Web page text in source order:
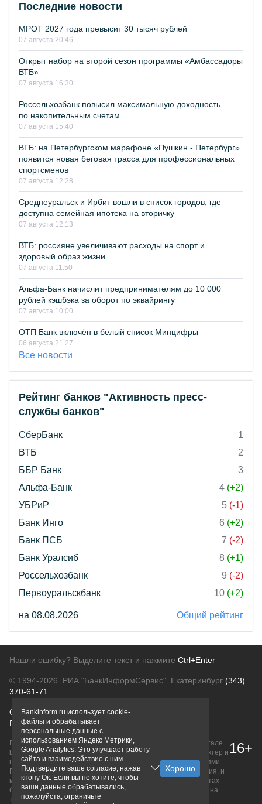
Последние новости
МРОТ 2027 года превысит 30 тысяч рублей
07 августа 20:46
Открыт набор на второй сезон программы «Амбассадоры
ВТБ»
07 августа 16:30
Россельхозбанк повысил максимальную доходность
по накопительным счетам
07 августа 15:40
ВТБ: на Петербургском марафоне «Пушкин - Петербург»
появится новая беговая трасса для профессиональных
спортсменов
07 августа 12:28
Среднеуральск и Ирбит вошли в список городов, где
доступна семейная ипотека на вторичку
07 августа 12:13
ВТБ: россияне увеличивают расходы на спорт и
здоровый образ жизни
07 августа 11:50
Альфа-Банк начислит предпринимателям до 10 000
рублей кэшбэка за оборот по эквайрингу
07 августа 10:00
ОТП Банк включён в белый список Минцифры
06 августа 21:27
Все новости
Рейтинг банков "Активность пресс-
службы банков"
СберБанк
1
ВТБ
2
ББР Банк
3
Альфа-Банк
4 (+2)
УБРиР
5 (-1)
Банк Инго
6 (+2)
Банк ПСБ
7 (-2)
Банк Уралсиб
8 (+1)
Россельхозбанк
9 (-2)
Первоуральскбанк
10 (+2)
на 08.08.2026 Общий рейтинг
Нашли ошибку? Выделите текст и нажмите Ctrl+Enter
© 1994-2026. РИА "БанкИнформСервис". Екатеринбург (343)
370-61-71
О проектеПолитика конфиденциальности
Правовая информацияДля рекламодателей
Вся информация о продуктах банков, размещенная на портале
bankinform.ru, носит исключительно ознакомительный характер и
не является публичной офертой, определяемой положениями
ГК РФ. Информация не содержит точного и полного описания, и
может быть изменена. Конечные условия уточняйте на сайтах
банков или при личном обращении. Исключительное право на
товарные знаки принадлежит их правообладателям.
16+
Bankinform.ru использует cookie-
файлы и обрабатывает
персональные данные с
использованием Яндекс Метрики,
Google Analytics. Это улучшает работу
сайта и взаимодействие с ним.
Подтвердите ваше согласие, нажав
кнопу Ок. Если вы не хотите, чтобы
ваши данные обрабатывались,
пожалуйста, ограничьте